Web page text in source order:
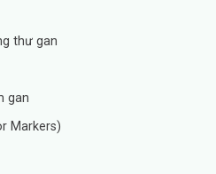
thư gan
gan
Markers)